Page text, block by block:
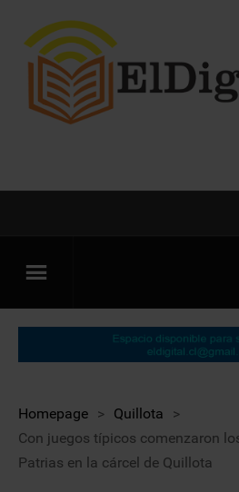
Homepage > Quillota
>
Con juegos típicos comenzaron
Patrias en la cárcel de Quillota